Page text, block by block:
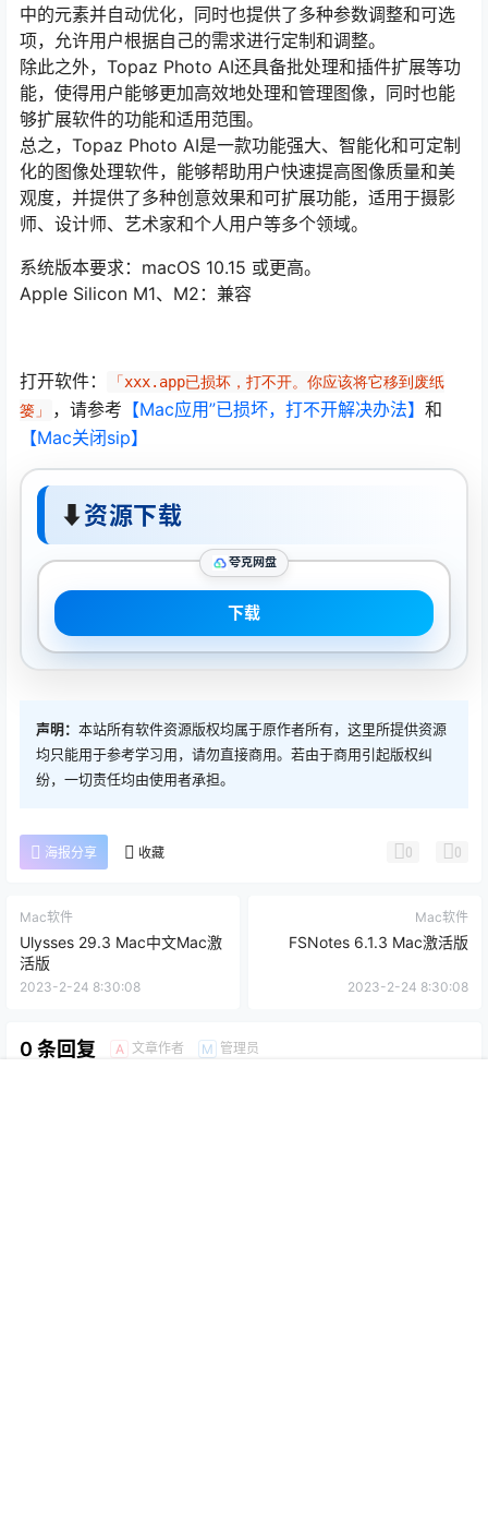
中的元素并自动优化，同时也提供了多种参数调整和可选
项，允许用户根据自己的需求进行定制和调整。
除此之外，Topaz Photo AI还具备批处理和插件扩展等功
能，使得用户能够更加高效地处理和管理图像，同时也能
够扩展软件的功能和适用范围。
总之，Topaz Photo AI是一款功能强大、智能化和可定制
化的图像处理软件，能够帮助用户快速提高图像质量和美
观度，并提供了多种创意效果和可扩展功能，适用于摄影
师、设计师、艺术家和个人用户等多个领域。
系统版本要求：macOS 10.15 或更高。
Apple Silicon M1、M2：兼容
打开软件：
「xxx.app已损坏，打不开。你应该将它移到废纸
篓」
，请参考 【Mac应用”已损坏，打不开解决办法】 和
【Mac关闭sip】
⬇资源下载
夸克网盘
下载
声明： 本站所有软件资源版权均属于原作者所有，这里所提供资源
均只能用于参考学习用，请勿直接商用。若由于商用引起版权纠
纷，一切责任均由使用者承担。
海报分享 收藏 0 0
Mac软件
Ulysses 29.3 Mac中文Mac激
活版
2023-2-24 8:30:08
Mac软件
FSNotes 6.1.3 Mac激活版
2023-2-24 8:30:08
0 条回复 A 文章作者 M 管理员